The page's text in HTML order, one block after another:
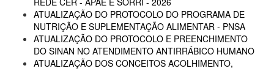
ATUALIZAÇÃO DO PROTOCOLO DO PROGRAMA DE
NUTRIÇÃO E SUPLEMENTAÇÃO ALIMENTAR - PNSA
ATUALIZAÇÃO DO PROTOCOLO E PREENCHIMENTO
DO SINAN NO ATENDIMENTO ANTIRRÁBICO HUMANO
ATUALIZAÇÃO DOS CONCEITOS ACOLHIMENTO,